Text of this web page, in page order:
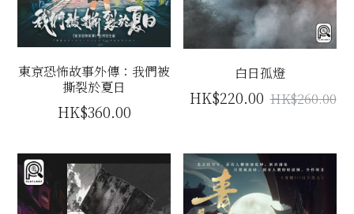
東京恐怖故事外傳：我們被
撕裂於夏日
HK$360.00
白日孤燈
HK$220.00 HK$260.00